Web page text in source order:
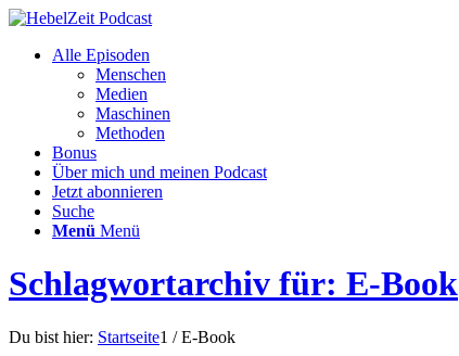
Alle Episoden
Menschen
Medien
Maschinen
Methoden
Bonus
Über mich und meinen Podcast
Jetzt abonnieren
Suche
Menü Menü
Schlagwortarchiv für: E-Book
Du bist hier: Startseite1 / E-Book